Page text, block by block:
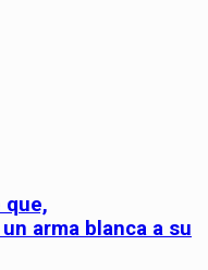
que,
arma blanca a su